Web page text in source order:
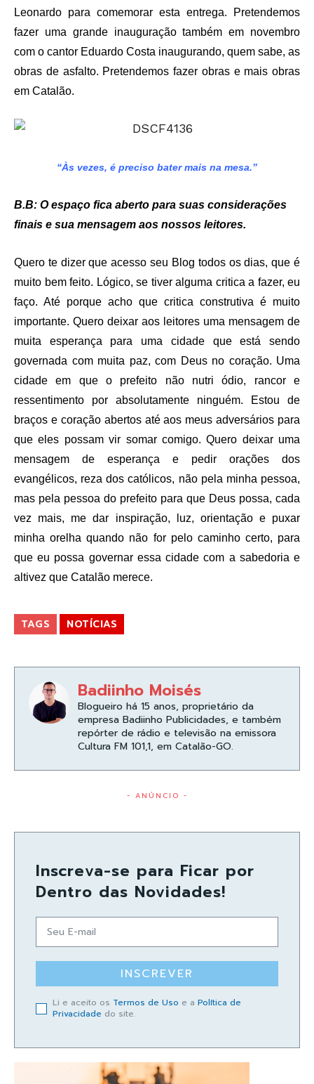
Leonardo para comemorar esta entrega. Pretendemos
fazer uma grande inauguração também em novembro
com o cantor Eduardo Costa inaugurando, quem sabe, as
obras de asfalto. Pretendemos fazer obras e mais obras
em Catalão.
“Às vezes, é preciso bater mais na mesa.”
B.B: O espaço fica aberto para suas considerações
finais e sua mensagem aos nossos leitores.
Quero te dizer que acesso seu Blog todos os dias, que é
muito bem feito. Lógico, se tiver alguma critica a fazer, eu
faço. Até porque acho que critica construtiva é muito
importante. Quero deixar aos leitores uma mensagem de
muita esperança para uma cidade que está sendo
governada com muita paz, com Deus no coração. Uma
cidade em que o prefeito não nutri ódio, rancor e
ressentimento por absolutamente ninguém. Estou de
braços e coração abertos até aos meus adversários para
que eles possam vir somar comigo. Quero deixar uma
mensagem de esperança e pedir orações dos
evangélicos, reza dos católicos, não pela minha pessoa,
mas pela pessoa do prefeito para que Deus possa, cada
vez mais, me dar inspiração, luz, orientação e puxar
minha orelha quando não for pelo caminho certo, para
que eu possa governar essa cidade com a sabedoria e
altivez que Catalão merece.
TAGS NOTÍCIAS
Badiinho Moisés
Blogueiro há 15 anos, proprietário da
empresa Badiinho Publicidades, e também
repórter de rádio e televisão na emissora
Cultura FM 101,1, em Catalão-GO.
- ANÚNCIO -
Inscreva-se para Ficar por
Dentro das Novidades!
INSCREVER
Li e aceito os Termos de Uso e a Política de
Privacidade do site.